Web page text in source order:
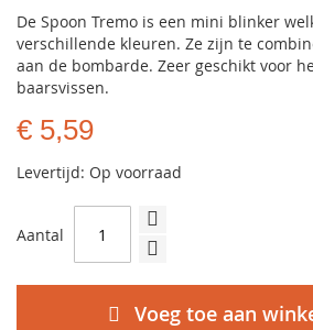
De Spoon Tremo is een mini blinker
verschillende kleuren. Ze zijn te
aan de bombarde. Zeer geschikt voor
baarsvissen.
€ 5,59
Levertijd: Op voorraad
Aantal
Voeg toe aan